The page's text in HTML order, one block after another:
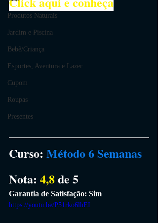
Produtos Naturais
Jardim e Piscina
Bebê/Criança
Esportes, Aventura e Lazer
Cupom
Roupas
Presentes
Curso: Método 6 Semanas
Nota: 4,8 de 5
Garantia de Satisfação: Sim
https://youtu.be/P51rko6lhEI